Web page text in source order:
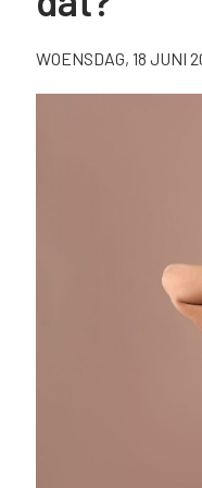
WOENSDAG, 18 JUNI